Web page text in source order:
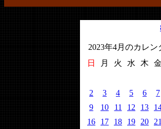
2023年4月のカレン
日
月 火 水 木
2 3 4 5 6
7
9
10 11 12 13
16
17 18 19 20